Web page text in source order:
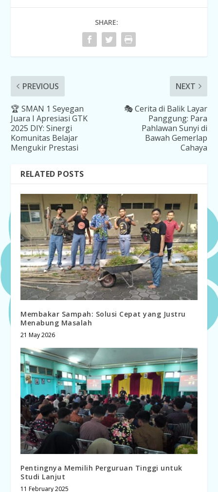
SHARE:
PREVIOUS
🏆 SMAN 1 Seyegan
Juara I Apresiasi GTK
2025 DIY: Sinergi
Komunitas Belajar
Mengukir Prestasi
NEXT
🎭 Cerita di Balik Layar
Panggung: Para
Pahlawan Sunyi di
Bawah Gemerlap
Cahaya
RELATED POSTS
Membakar Sampah: Solusi Cepat yang Justru
Menabung Masalah
21 May 2026
Pentingnya Memilih Perguruan Tinggi untuk
Studi Lanjut
11 February 2025